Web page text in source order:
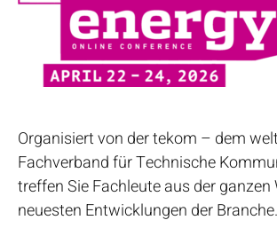
Organisiert von der tekom – dem
Fachverband für Technische
treffen Sie Fachleute aus der ganzen
neuesten Entwicklungen der Branche.